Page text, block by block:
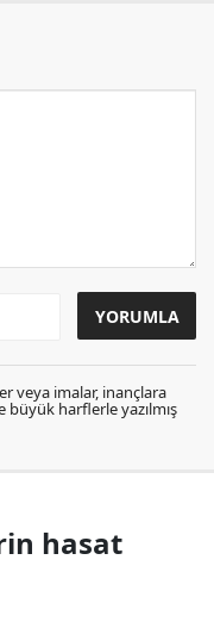
veya imalar, inançlara
büyük harflerle yazılmış
hasat